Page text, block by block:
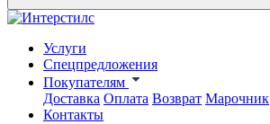
Услуги
Спецпредложения
Покупателям
Доставка Оплата Возврат Марочник
Контакты